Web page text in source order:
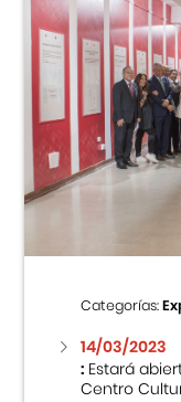
Categorías:
14/03/2023
:Estará
Centro